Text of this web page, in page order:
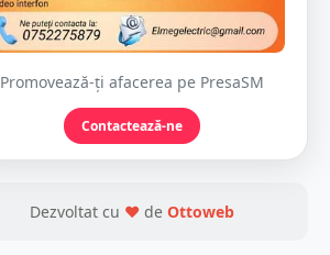
Promovează-ți afacerea pe PresaSM
Contactează-ne
Dezvoltat cu ❤ de Ottoweb